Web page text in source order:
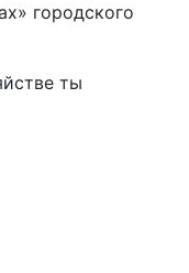
городского
ты